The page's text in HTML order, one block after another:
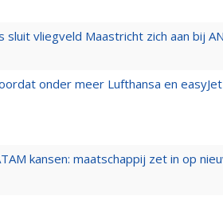
vliegveld Maastricht zich aan bij
onder meer Lufthansa en
kansen: maatschappij zet in op